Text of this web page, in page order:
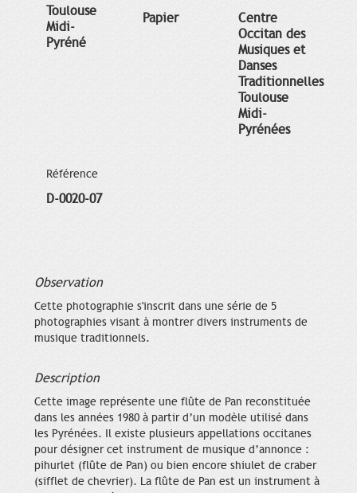
Toulouse
Midi-
Pyréné
Papier
Centre
Occitan des
Musiques et
Danses
Traditionnelles
Toulouse
Midi-
Pyrénées
Référence
D-0020-07
Observation
Cette photographie s'inscrit dans une série de 5
photographies visant à montrer divers instruments de
musique traditionnels.
Description
Cette image représente une flûte de Pan reconstituée
dans les années 1980 à partir d’un modèle utilisé dans
les Pyrénées. Il existe plusieurs appellations occitanes
pour désigner cet instrument de musique d’annonce :
pihurlet (flûte de Pan) ou bien encore shiulet de craber
(sifflet de chevrier). La flûte de Pan est un instrument à